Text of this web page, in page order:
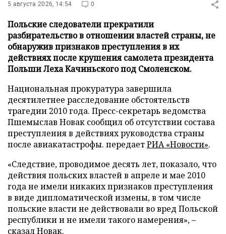
5 августа 2026, 14:54 0
Польские следователи прекратили
разбирательство в отношении властей страны, не
обнаружив признаков преступления в их
действиях после крушения самолета президента
Польши Леха Качиньского под Смоленском.
Национальная прокуратура завершила
десятилетнее расследование обстоятельств
трагедии 2010 года. Пресс-секретарь ведомства
Пшемыслав Новак сообщил об отсутствии состава
преступления в действиях руководства страны
после авиакатастрофы. передаетРИА «Новости».
«Следствие, проводимое десять лет, показало, что
действия польских властей в апреле и мае 2010
года не имели никаких признаков преступления
в виде дипломатической измены, в том числе
польские власти не действовали во вред Польской
республики и не имели такого намерения», –
сказал Новак.